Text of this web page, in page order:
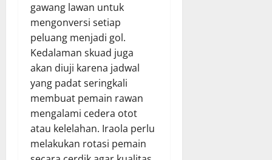
gawang lawan untuk
mengonversi setiap
peluang menjadi gol.
Kedalaman skuad juga
akan diuji karena jadwal
yang padat seringkali
membuat pemain rawan
mengalami cedera otot
atau kelelahan. Iraola perlu
melakukan rotasi pemain